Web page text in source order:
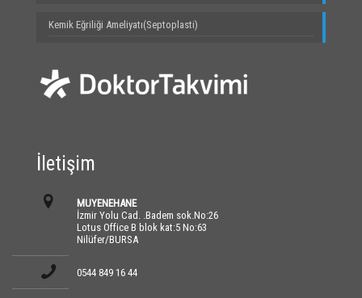
Kemik Eğriliği Ameliyatı(Septoplasti)
İletişim
MUYENEHANE
İzmir Yolu Cad. .Badem sok.No:26
Lotus Office B blok kat:5 No:63
Nilüfer/BURSA
0544 849 16 44